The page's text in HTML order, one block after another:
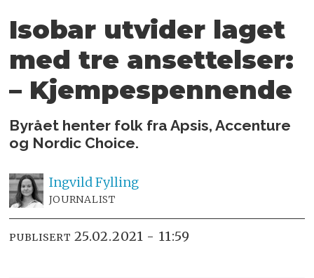
Isobar utvider laget
med tre ansettelser:
– Kjempespennende
Byrået henter folk fra Apsis, Accenture
og Nordic Choice.
IngvildFylling
JOURNALIST
PUBLISERT 25.02.2021 - 11:59